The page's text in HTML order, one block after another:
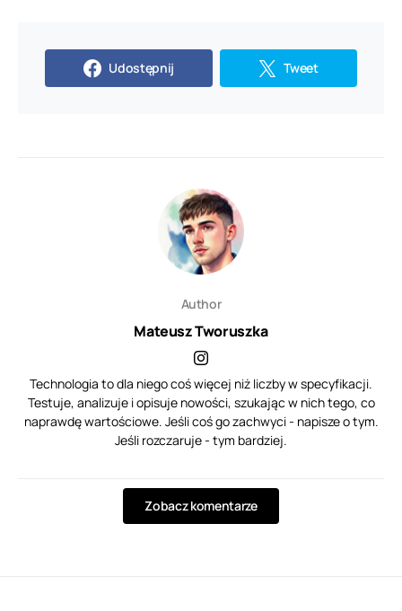
Udostępnij Tweet
Author
Mateusz Tworuszka
Technologia to dla niego coś więcej niż liczby w specyfikacji.
Testuje, analizuje i opisuje nowości, szukając w nich tego, co
naprawdę wartościowe. Jeśli coś go zachwyci - napisze o tym.
Jeśli rozczaruje - tym bardziej.
Zobacz komentarze